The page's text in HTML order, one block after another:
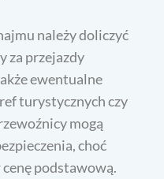
należy doliczyć
za przejazdy
ewentualne
turystycznych czy
mogą
choć
podstawową.